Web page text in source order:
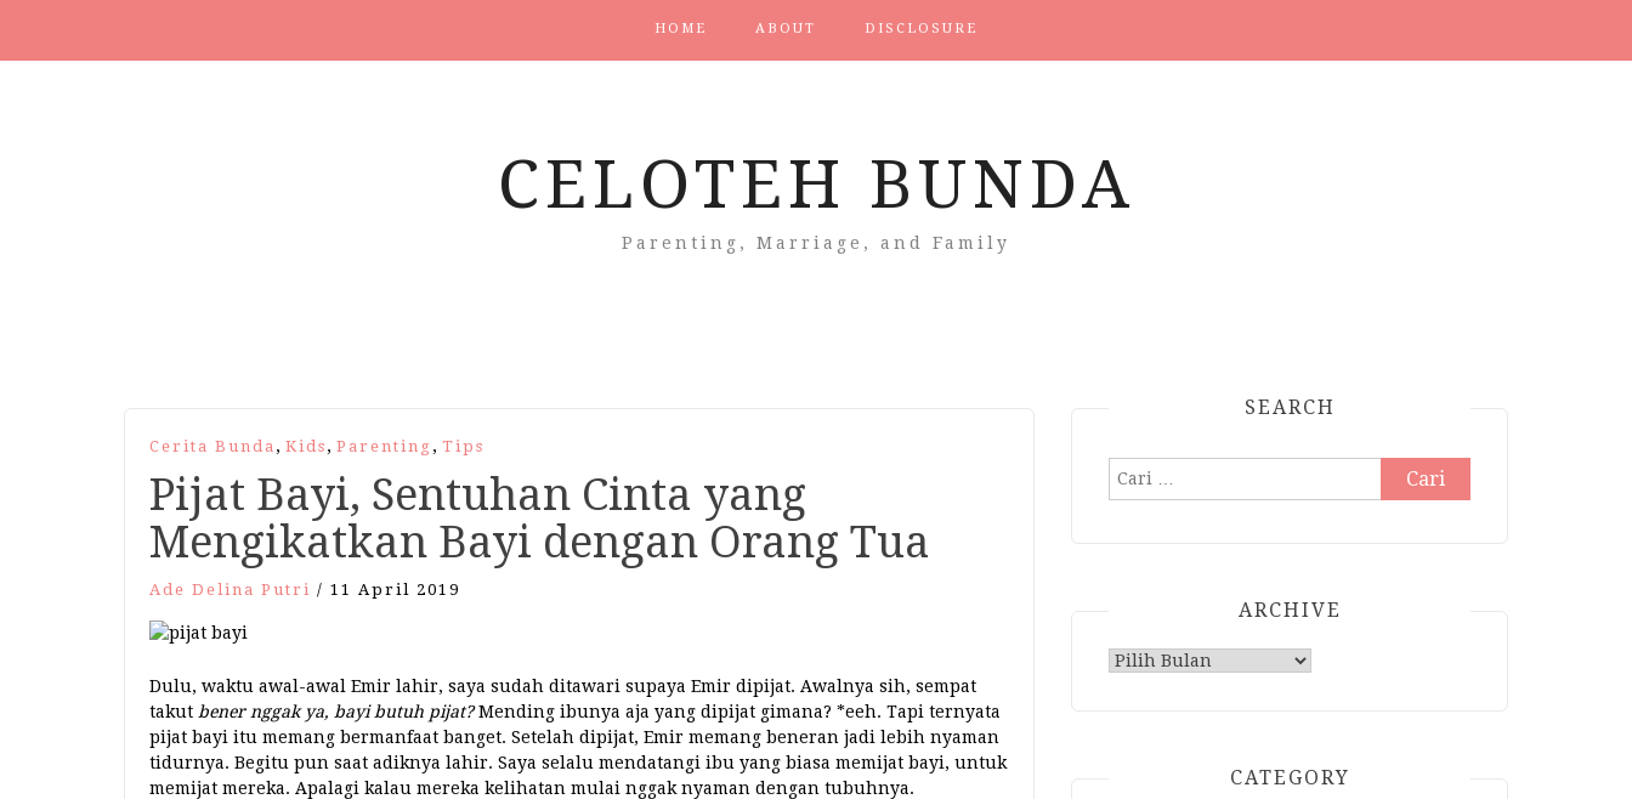
HOME ABOUT DISCLOSURE
CELOTEH BUNDA
Parenting, Marriage, and Family
Cerita Bunda , Kids , Parenting , Tips
Pijat Bayi, Sentuhan Cinta yang
Mengikatkan Bayi dengan Orang Tua
Ade Delina Putri / 11 April 2019
Dulu, waktu awal-awal Emir lahir, saya sudah ditawari supaya Emir dipijat. Awalnya sih, sempat
takut bener nggak ya, bayi butuh pijat?Mending ibunya aja yang dipijat gimana? *eeh. Tapi ternyata
pijat bayi itu memang bermanfaat banget. Setelah dipijat, Emir memang beneran jadi lebih nyaman
tidurnya. Begitu pun saat adiknya lahir. Saya selalu mendatangi ibu yang biasa memijat bayi, untuk
memijat mereka. Apalagi kalau mereka kelihatan mulai nggak nyaman dengan tubuhnya.
SEARCH
Cari
untuk:
ARCHIVE
Archive
CATEGORY